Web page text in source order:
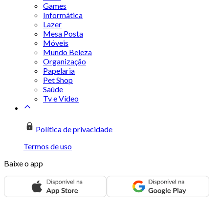
Games
Informática
Lazer
Mesa Posta
Móveis
Mundo Beleza
Organização
Papelaria
Pet Shop
Saúde
Tv e Vídeo
Política de privacidade
Termos de uso
Baixe o app